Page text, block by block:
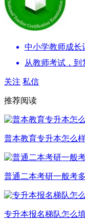
中小学教师成长
从教师考试，
关注 私信
推荐阅读
普本教育专升本怎么
普通二本考研一般考
专升本报名梯队怎么